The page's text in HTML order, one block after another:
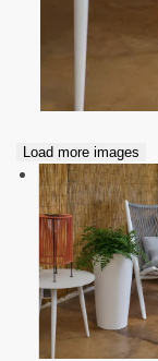
Load more images